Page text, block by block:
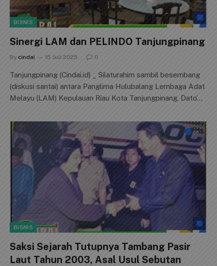
BISNIS
Sinergi LAM dan PELINDO Tanjungpinang
By cindai 15 Juli 2025 0
Tanjungpinang (Cindai.id) _ Silaturahim sambil besembang
(diskusi santai) antara Panglima Hulubalang Lembaga Adat
Melayu (LAM) Kepulauan Riau Kota Tanjungpinang, Dato’…
BISNIS
Saksi Sejarah Tutupnya Tambang Pasir
Laut Tahun 2003, Asal Usul Sebutan